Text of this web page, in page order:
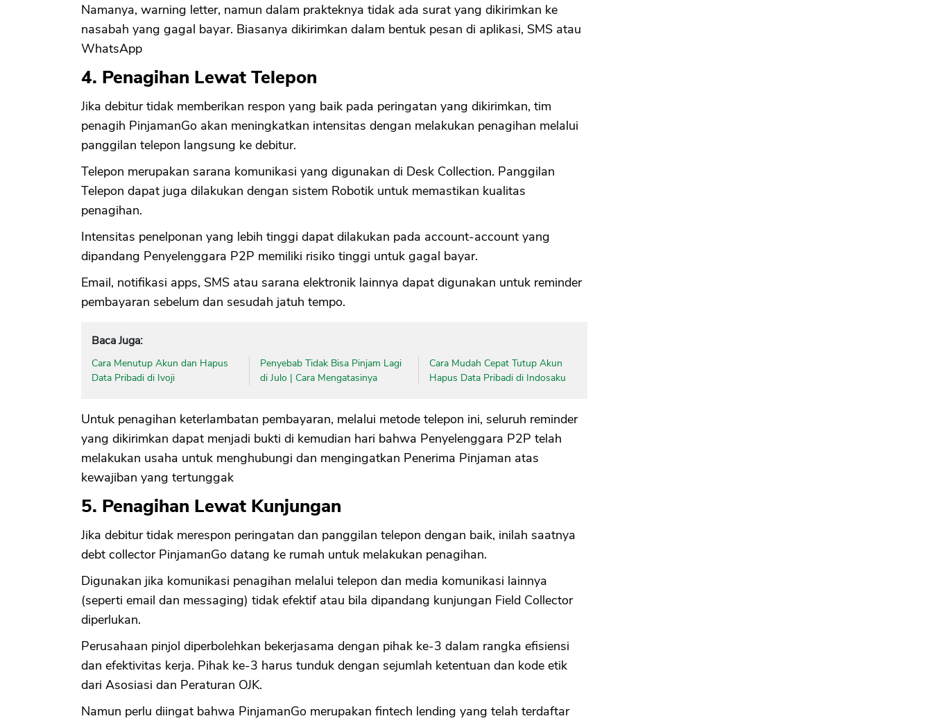
Namanya, warning letter, namun dalam prakteknya tidak ada surat yang dikirimkan ke
nasabah yang gagal bayar. Biasanya dikirimkan dalam bentuk pesan di aplikasi, SMS atau
WhatsApp
4. Penagihan Lewat Telepon
Jika debitur tidak memberikan respon yang baik pada peringatan yang dikirimkan, tim
penagih PinjamanGo akan meningkatkan intensitas dengan melakukan penagihan melalui
panggilan telepon langsung ke debitur.
Telepon merupakan sarana komunikasi yang digunakan di Desk Collection. Panggilan
Telepon dapat juga dilakukan dengan sistem Robotik untuk memastikan kualitas
penagihan.
Intensitas penelponan yang lebih tinggi dapat dilakukan pada account-account yang
dipandang Penyelenggara P2P memiliki risiko tinggi untuk gagal bayar.
Email, notifikasi apps, SMS atau sarana elektronik lainnya dapat digunakan untuk reminder
pembayaran sebelum dan sesudah jatuh tempo.
Baca Juga:
Cara Menutup Akun dan Hapus
Data Pribadi di Ivoji
Penyebab Tidak Bisa Pinjam Lagi
di Julo | Cara Mengatasinya
Cara Mudah Cepat Tutup Akun
Hapus Data Pribadi di Indosaku
Untuk penagihan keterlambatan pembayaran, melalui metode telepon ini, seluruh reminder
yang dikirimkan dapat menjadi bukti di kemudian hari bahwa Penyelenggara P2P telah
melakukan usaha untuk menghubungi dan mengingatkan Penerima Pinjaman atas
kewajiban yang tertunggak
5. Penagihan Lewat Kunjungan
Jika debitur tidak merespon peringatan dan panggilan telepon dengan baik, inilah saatnya
debt collector PinjamanGo datang ke rumah untuk melakukan penagihan.
Digunakan jika komunikasi penagihan melalui telepon dan media komunikasi lainnya
(seperti email dan messaging) tidak efektif atau bila dipandang kunjungan Field Collector
diperlukan.
Perusahaan pinjol diperbolehkan bekerjasama dengan pihak ke-3 dalam rangka efisiensi
dan efektivitas kerja. Pihak ke-3 harus tunduk dengan sejumlah ketentuan dan kode etik
dari Asosiasi dan Peraturan OJK.
Namun perlu diingat bahwa PinjamanGo merupakan fintech lending yang telah terdaftar